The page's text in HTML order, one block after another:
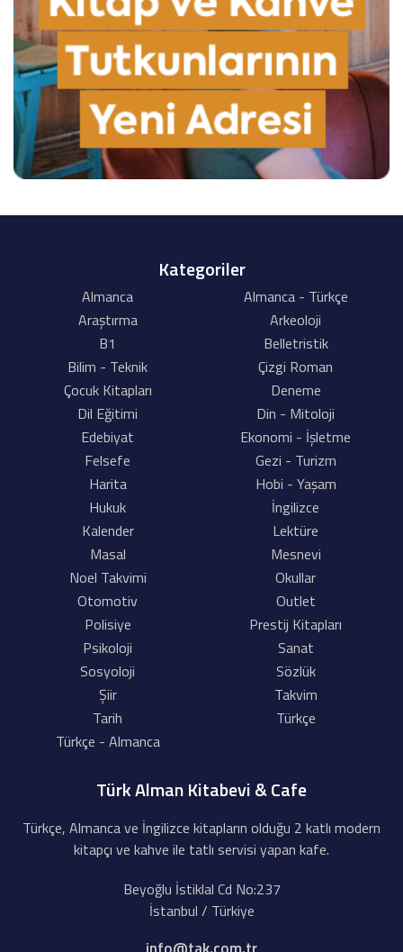
Kategoriler
Almanca
Almanca - Türkçe
Araştırma
Arkeoloji
B1
Belletristik
Bilim - Teknik
Çizgi Roman
Çocuk Kitapları
Deneme
Dil Eğitimi
Din - Mitoloji
Edebiyat
Ekonomi - İşletme
Felsefe
Gezi - Turizm
Harita
Hobi - Yaşam
Hukuk
İngilizce
Kalender
Lektüre
Masal
Mesnevi
Noel Takvimi
Okullar
Otomotiv
Outlet
Polisiye
Prestij Kitapları
Psikoloji
Sanat
Sosyoloji
Sözlük
Şiir
Takvim
Tarih
Türkçe
Türkçe - Almanca
Türk Alman Kitabevi & Cafe
Türkçe, Almanca ve İngilizce kitapların olduğu 2 katlı modern
kitapçı ve kahve ile tatlı servisi yapan kafe.
Beyoğlu İstiklal Cd No:237
İstanbul / Türkiye